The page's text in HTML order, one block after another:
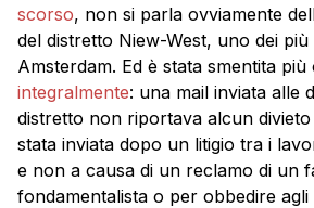
scorso, non si parla ovviamente
del distretto Niew-West, uno dei
Amsterdam. Ed è stata smentita più
integralmente: una mail inviata alle
distretto non riportava alcun
stata inviata dopo un litigio tra i
e non a causa di un reclamo di un
fondamentalista o per obbedire